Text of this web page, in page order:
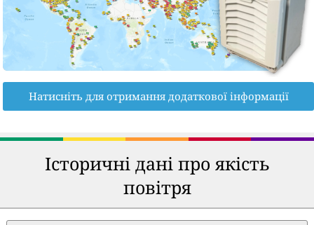
Натисніть для отримання додаткової інформації
Історичні дані про якість
повітря